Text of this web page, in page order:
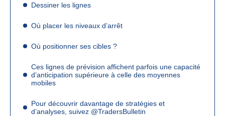
Dessiner les lignes
Où placer les niveaux d’arrêt
Où positionner ses cibles ?
Ces lignes de prévision affichent parfois une capacité
d’anticipation supérieure à celle des moyennes
mobiles
Pour découvrir davantage de stratégies et
d’analyses, suivez @TradersBulletin